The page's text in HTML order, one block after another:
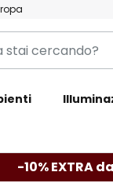
-10% EXTRA